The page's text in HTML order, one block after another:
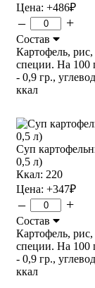
Цена: +486₽
– +
Состав
Картофель,
специи. На 100
- 0,9 гр.,
ккал
Суп
0,5 л)
Ккал: 220
Цена: +347₽
– +
Состав
Картофель,
специи. На 100
- 0,9 гр.,
ккал